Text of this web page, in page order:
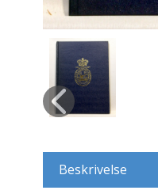
Hobby
Hus / Have
Husdyr
Beskrivelse